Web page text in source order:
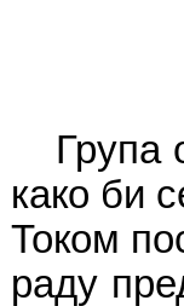
Група
како би
Током
раду